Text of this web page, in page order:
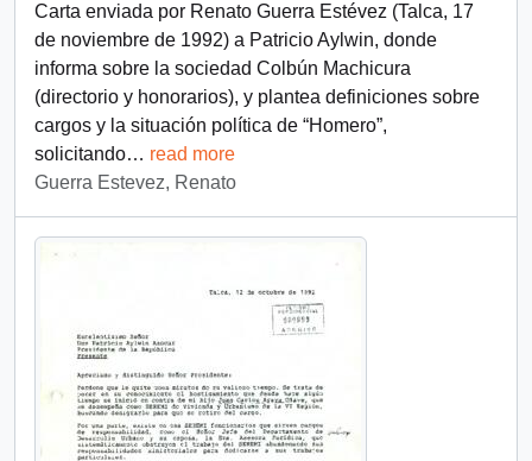
Carta enviada por Renato Guerra Estévez (Talca, 17
de noviembre de 1992) a Patricio Aylwin, donde
informa sobre la sociedad Colbún Machicura
(directorio y honorarios), y plantea definiciones sobre
cargos y la situación política de “Homero”,
solicitando… read more
Guerra Estevez, Renato